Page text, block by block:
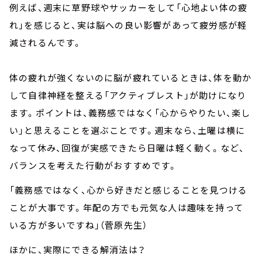
例えば、週末に草野球やサッカーをして「心地よい体の疲
れ」を感じると、実は脳への良い影響があって疲労感が軽
減されるんです。
体の疲れが強くないのに脳が疲れているときは、体を動か
して自律神経を整える「アクティブレスト」が助けになり
ます。ポイントは、義務感ではなく「心からやりたい、楽し
い」と思えることを選ぶことです。週末なら、土曜は横に
なって休み、回復が実感できたら日曜は軽く動く。など、
バランスを考えた行動がおすすめです。
「義務感ではなく、心から好きだと感じることを見つける
ことが大事です。年配の方でも元気な人は趣味を持って
いる方が多いですね」（菅原先生）
ほかに、実際にできる解消法は？